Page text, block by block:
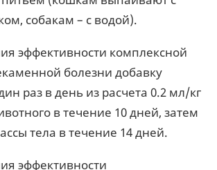
собакам – с водой).
эффективности комплексной
болезни добавку
раз в день из расчета 0.2 мл/кг
в течение 10 дней, затем
тела в течение 14 дней.
эффективности